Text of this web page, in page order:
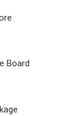
Board